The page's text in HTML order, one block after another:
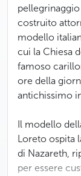
costruito
modello
cui la Chiesa
famoso
ore della
antichissimo
Il modello
Loreto ospita
di Nazareth,
per essere